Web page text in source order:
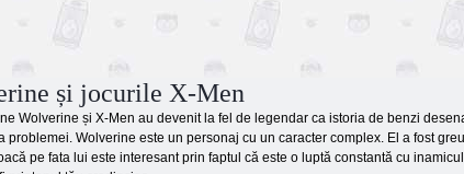
și jocurile X-Men
Wolverine și X-Men au devenit la fel de legendar ca istoria de benzi
problemei. Wolverine este un personaj cu un caracter complex. El a fost
pe fata lui este interesant prin faptul că este o luptă constantă cu